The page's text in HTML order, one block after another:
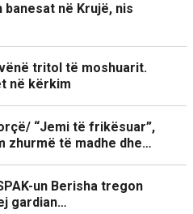
në Krujë, nis
tritol të moshuarit.
në kërkim
“Jemi të frikësuar”,
zhurmë të madhe dhe…
un Berisha tregon
gardian…